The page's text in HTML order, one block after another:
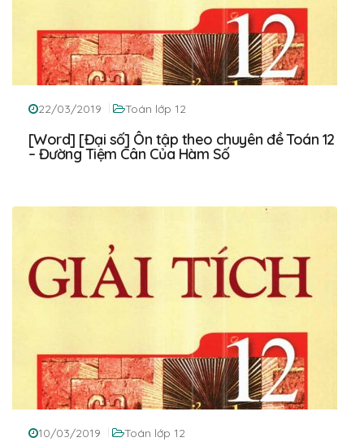
22/03/2019 Toán lớp 12
[Word] [Đại số] Ôn tập theo chuyên đề Toán 12
– Đường Tiệm Cân Của Hàm Số
10/03/2019 Toán lớp 12